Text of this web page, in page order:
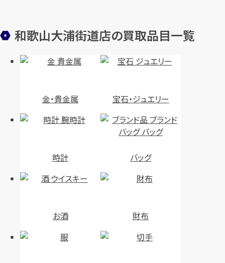
和歌山大浦街道店の買取品目一覧
金・貴金属 宝石・ジュエリー
時計 バッグ
お酒 財布